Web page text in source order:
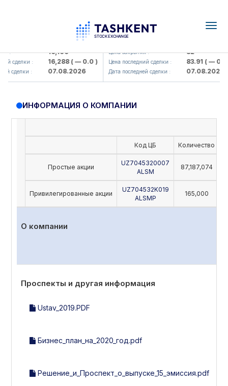
: 16,100
сделки : 16,288( — 0.0 )
сделки : 07.08.2026
KFSK (<Kafolat sug'urta
Цена закрытия : 82
Цена последний сделки : 83.91( — 0.0 )
Дата последней сделки : 07.08.2026
ИНФОРМАЦИЯ О КОМПАНИИ
Код ЦБ Количество
Простые акции
UZ7045320007
ALSM
87,187,074
Привилегированные акции
UZ704532K019
ALSMP
165,000
О компании
Проспекты и другая информация
Ustav_2019.PDF
Бизнес_план_на_2020_год.pdf
Решение_и_Проспект_о_выпуске_15_эмиссия.pdf